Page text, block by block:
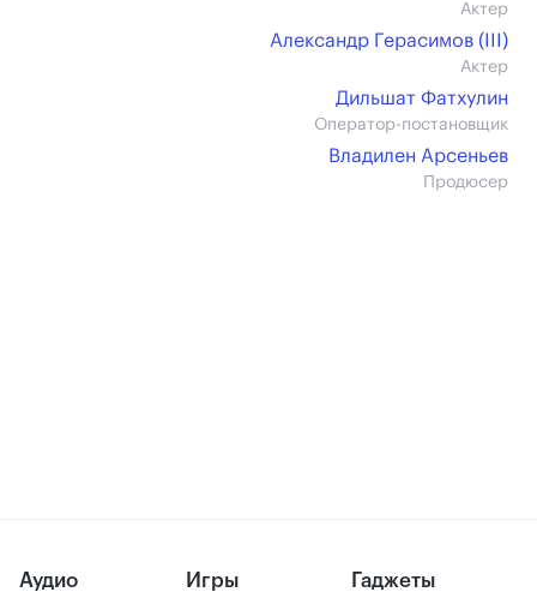
Актер
Александр Герасимов (III)
Актер
Дильшат Фатхулин
Оператор-постановщик
Владилен Арсеньев
Продюсер
Аудио Игры Гаджеты